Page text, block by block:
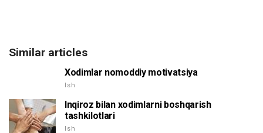
Similar articles
Xodimlar nomoddiy motivatsiya
Ish
Inqiroz bilan xodimlarni boshqarish
tashkilotlari
Ish